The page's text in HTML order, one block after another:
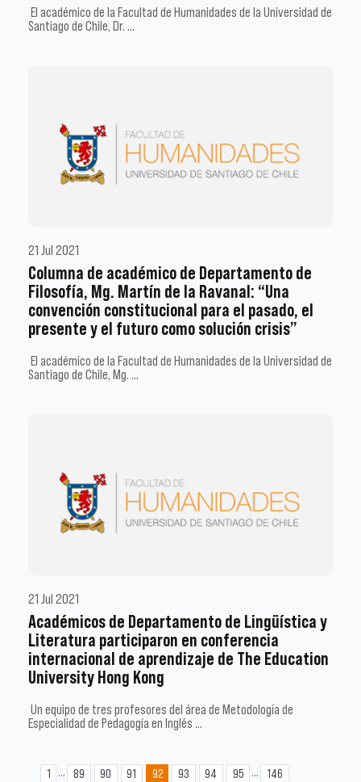
El académico de la Facultad de Humanidades de la Universidad de
Santiago de Chile, Dr. …
21 Jul 2021
Columna de académico de Departamento de
Filosofía, Mg. Martín de la Ravanal: “Una
convención constitucional para el pasado, el
presente y el futuro como solución crisis”
El académico de la Facultad de Humanidades de la Universidad de
Santiago de Chile, Mg. …
21 Jul 2021
Académicos de Departamento de Lingüística y
Literatura participaron en conferencia
internacional de aprendizaje de The Education
University Hong Kong
Un equipo de tres profesores del área de Metodología de
Especialidad de Pedagogía en Inglés …
1 ... 89 90 91 92 93 94 95 ... 146